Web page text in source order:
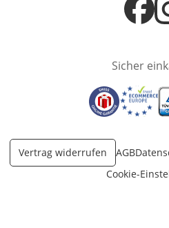
Öffnet
Sicher
Öffnet inÖffnet
Vertrag widerrufen AGB
Cookie-